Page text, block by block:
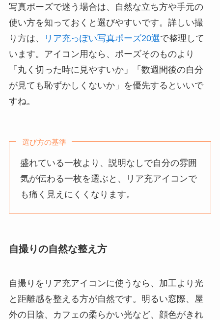
写真ポーズで迷う場合は、自然な立ち方や手元の
使い方を知っておくと選びやすいです。詳しい撮
り方は、
リア充っぽい写真ポーズ20選で整理して
います。アイコン用なら、ポーズそのものより
「丸く切った時に見やすいか」「数週間後の自分
が見ても恥ずかしくないか」を優先するといいで
すね。
選び方の基準
盛れている一枚より、説明なしで自分の雰囲
気が伝わる一枚を選ぶと、リア充アイコンで
も痛く見えにくくなります。
自撮りの自然な整え方
自撮りをリア充アイコンに使うなら、加工より光
と距離感を整える方が自然です。明るい窓際、屋
外の日陰、カフェの柔らかい光など、顔色がきれ